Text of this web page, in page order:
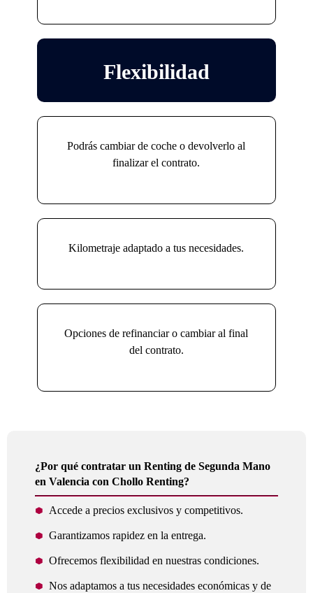
Flexibilidad
Podrás cambiar de coche o devolverlo al
finalizar el contrato.
Kilometraje adaptado a tus necesidades.
Opciones de refinanciar o cambiar al final
del contrato.
¿Por qué contratar un Renting de Segunda Mano
en Valencia con Chollo Renting?
Accede a precios exclusivos y competitivos.
Garantizamos rapidez en la entrega.
Ofrecemos flexibilidad en nuestras condiciones.
Nos adaptamos a tus necesidades económicas y de